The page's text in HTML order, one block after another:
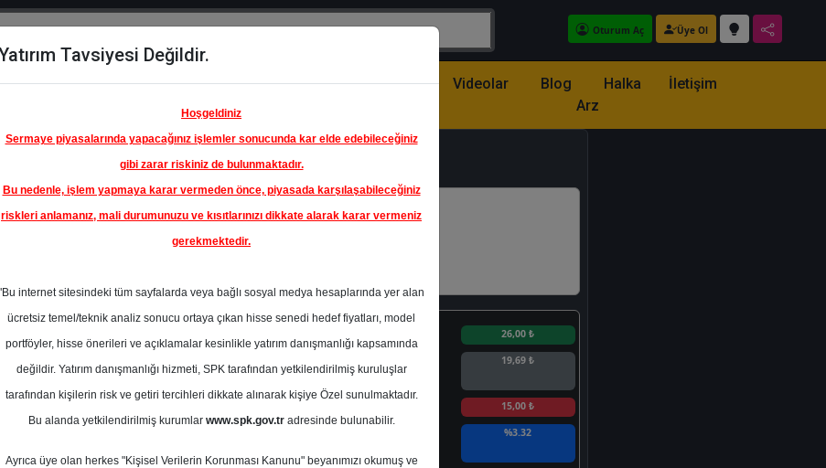
Oturum Aç Üye Ol
Hisse
Öne
Çıkanlar
Raporlar Partnerlerimiz Videolar Blog
Halka
Arz
İletişim
A.Ş.
%35.73
2024
En Yüksek Tahmin 26,00 ₺
Ortalama Fiyat
Tahmini
19,69 ₺
15,00 ₺
Potansiyeli
%3.32
Tavsiyesi Değildir.
Hoşgeldiniz
Sermaye piyasalarında yapacağınız işlemler sonucunda kar elde edebileceğiniz
gibi zarar riskiniz de bulunmaktadır.
Bu nedenle, işlem yapmaya karar vermeden önce, piyasada karşılaşabileceğiniz
riskleri anlamanız, mali durumunuzu ve kısıtlarınızı dikkate alarak karar vermeniz
gerekmektedir.
internet sitesindeki tüm sayfalarda veya bağlı sosyal medya hesaplarında yer alan
ücretsiz temel/teknik analiz sonucu ortaya çıkan hisse senedi hedef fiyatları, model
portföyler, hisse önerileri ve açıklamalar kesinlikle yatırım danışmanlığı kapsamında
değildir. Yatırım danışmanlığı hizmeti, SPK tarafından yetkilendirilmiş kuruluşlar
tarafından kişilerin risk ve getiri tercihleri dikkate alınarak kişiye Özel sunulmaktadır.
Bu alanda yetkilendirilmiş kurumlar www.spk.gov.tradresinde bulunabilir.
Ayrıca üye olan herkes "Kişisel Verilerin Korunması Kanunu" beyanımızı okumuş ve